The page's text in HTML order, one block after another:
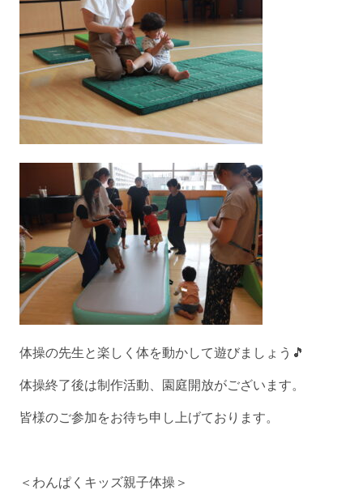
体操の先生と楽しく体を動かして遊びましょう🎵
体操終了後は制作活動、園庭開放がございます。
皆様のご参加をお待ち申し上げております。
＜わんぱくキッズ親子体操＞